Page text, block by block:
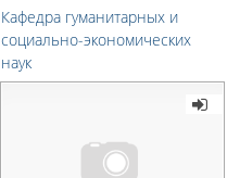
Кафедра гуманитарных и
социально-экономических
наук